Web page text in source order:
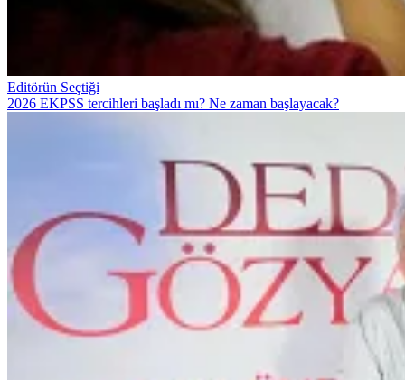
Editörün Seçtiği
2026 EKPSS tercihleri başladı mı? Ne zaman başlayacak?